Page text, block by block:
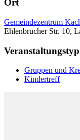
Ort
Gemeindezentrum
Ehlenbrucher Str. 10,
Veranstaltungstyp
Gruppen und
Kindertreff